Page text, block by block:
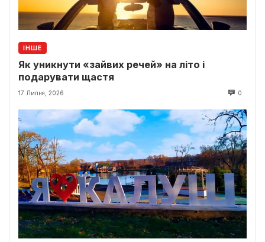
ІНШЕ
Як уникнути «зайвих речей» на літо і
подарувати щастя
17 Липня, 2026 0